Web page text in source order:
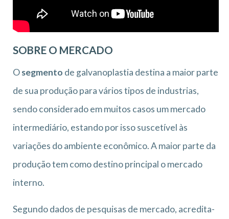
SOBRE O MERCADO
Osegmento de galvanoplastia destina a maior parte
de sua produção para vários tipos de industrias,
sendo considerado em muitos casos um mercado
intermediário, estando por isso suscetível às
variações do ambiente econômico. A maior parte da
produção tem como destino principal o mercado
interno.
Segundo dados de pesquisas de mercado, acredita-